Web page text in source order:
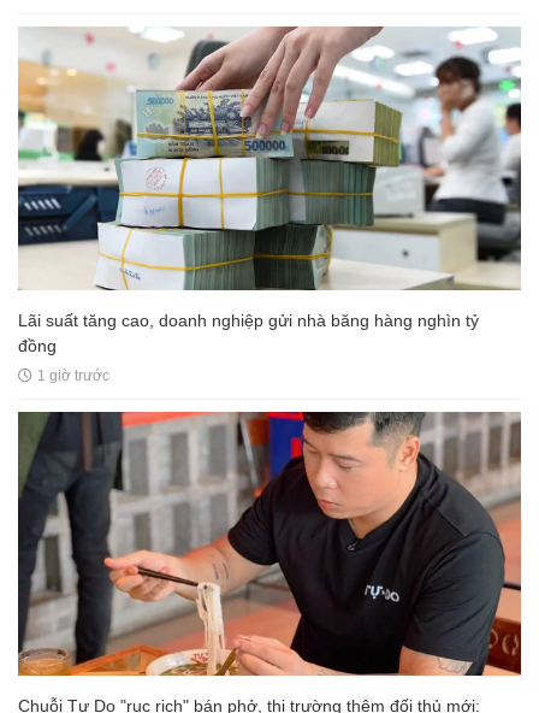
Lãi suất tăng cao, doanh nghiệp gửi nhà băng hàng nghìn tỷ
đồng
1 giờ trước
Chuỗi Tự Do "rục rịch" bán phở, thị trường thêm đối thủ mới: